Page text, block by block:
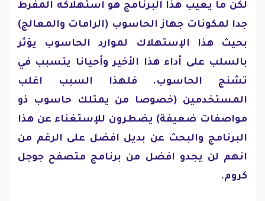
لكن ما يعيب هذا البرنامج هو استهلاكه المفرط
جدا لمكونات جهاز الحاسوب (الرامات والمعالج)
بحيث هذا الإستهلاك لموارد الحاسوب يؤثر
بالسلب على أداء هذا الأخير وأحيانا يتسبب في
تشنج الحاسوب. فلهذا السبب اغلب
المستخدمين (خصوصا من يمتلك حاسوب ذو
مواصفات ضعيفة) يضطرون للإستغناء عن هذا
البرنامج والبحث عن بديل افضل على الرغم من
انهم لن يجدو افضل من برنامج متصفح جوجل
كروم.